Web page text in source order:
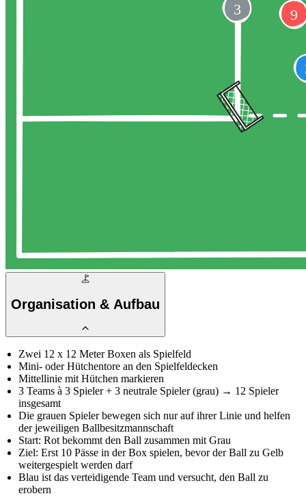
Organisation & Aufbau
Zwei 12 x 12 Meter Boxen als Spielfeld
Mini- oder Hütchentore an den Spielfeldecken
Mittellinie mit Hütchen markieren
3 Teams à 3 Spieler + 3 neutrale Spieler (grau) → 12 Spieler
insgesamt
Die grauen Spieler bewegen sich nur auf ihrer Linie und helfen
der jeweiligen Ballbesitzmannschaft
Start: Rot bekommt den Ball zusammen mit Grau
Ziel: Erst 10 Pässe in der Box spielen, bevor der Ball zu Gelb
weitergespielt werden darf
Blau ist das verteidigende Team und versucht, den Ball zu
erobern